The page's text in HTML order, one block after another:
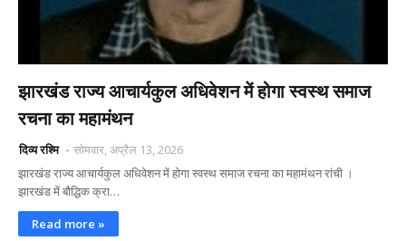
झारखंड राज्य आचार्यकुल अधिवेशन में होगा स्वस्थ समाज
रचना का महामंथन
दिव्य रश्मि
सोमवार, अप्रैल 13, 2026
झारखंड राज्य आचार्यकुल अधिवेशन में होगा स्वस्थ समाज रचना का महामंथन रांची ।
झारखंड में बौद्धिक क्रा…
Read more »